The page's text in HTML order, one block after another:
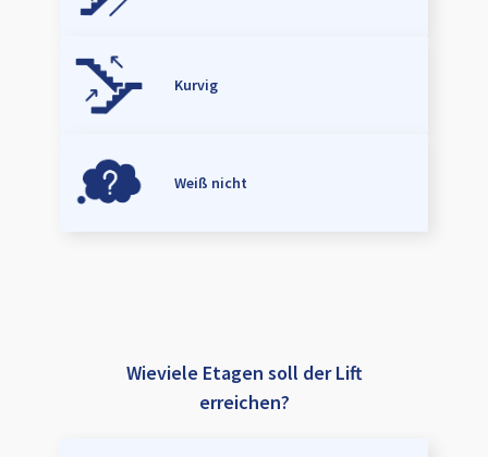
Kurvig
Weiß nicht
Wieviele Etagen soll der Lift
erreichen?